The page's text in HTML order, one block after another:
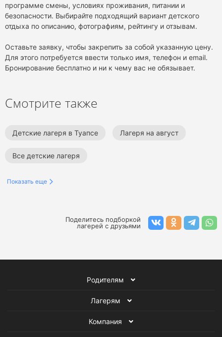
программе смены, условиях проживания, питании и
безопасности. Выбирайте подходящий вариант детского
отдыха по описанию, фотографиям, рейтингу и отзывам.
Оставьте заявку, чтобы закрепить за собой указанную цену.
Для этого потребуется ввести только имя, телефон и email.
Бронирование бесплатно и ни к чему вас не обязывает.
Смотрите также
Детские лагеря в Туапсе Лагеря на август
Все детские лагеря
Показать еще
Поделитесь подборкой
лагерей с друзьями
Родителям
Лагерям
Компания